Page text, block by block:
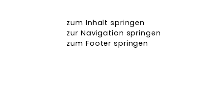
zum Inhalt springen
zur Navigation springen
zum Footer springen